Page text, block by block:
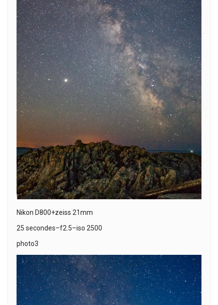
Nikon D800+zeiss 21mm
25 secondes–f2.5–iso 2500
photo3